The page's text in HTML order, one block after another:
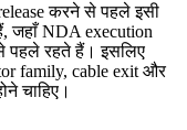
करने से पहले इसी
जहाँ NDA execution
पहले रहते हैं। इसलिए
family, cable exit और
चाहिए।